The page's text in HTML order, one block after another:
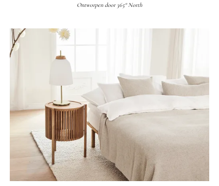
Ontworpen door 365° North